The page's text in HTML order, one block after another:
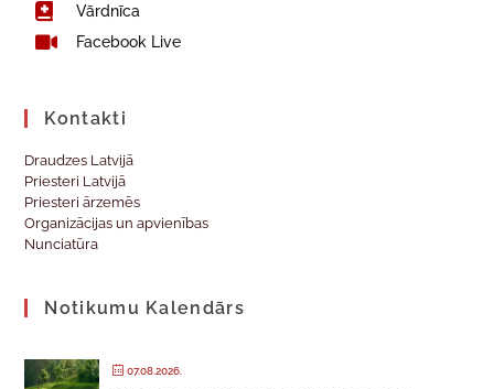
Vārdnīca
Facebook Live
Kontakti
Draudzes Latvijā
Priesteri Latvijā
Priesteri ārzemēs
Organizācijas un apvienības
Nunciatūra
Notikumu Kalendārs
07.08.2026.